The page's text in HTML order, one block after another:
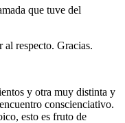
que tuve del
al respecto. Gracias.
y otra muy distinta y
conscienciativo.
esto es fruto de